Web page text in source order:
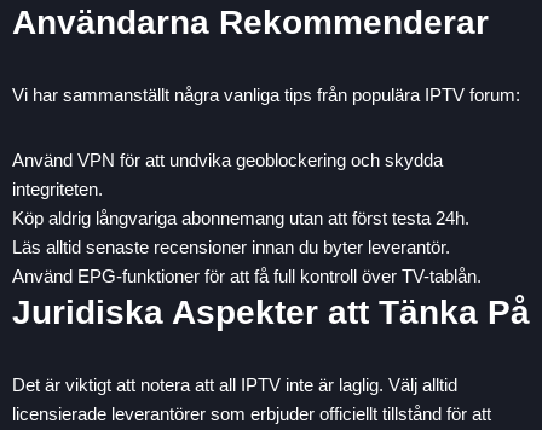
Användarna Rekommenderar
Vi har sammanställt några vanliga tips från populära IPTV forum:
Använd VPN för att undvika geoblockering och skydda
integriteten.
Köp aldrig långvariga abonnemang utan att först testa 24h.
Läs alltid senaste recensioner innan du byter leverantör.
Använd EPG-funktioner för att få full kontroll över TV-tablån.
Juridiska Aspekter att Tänka På
Det är viktigt att notera att all IPTV inte är laglig. Välj alltid
licensierade leverantörer som erbjuder officiellt tillstånd för att